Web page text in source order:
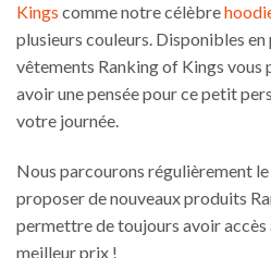
Kings comme notre célèbre
plusieurs couleurs. Disponibles en
vêtements Ranking of Kings
avoir une pensée pour ce petit
votre journée.
Nous parcourons régulièrement
proposer de nouveaux produits
permettre de toujours avoir
meilleur prix !